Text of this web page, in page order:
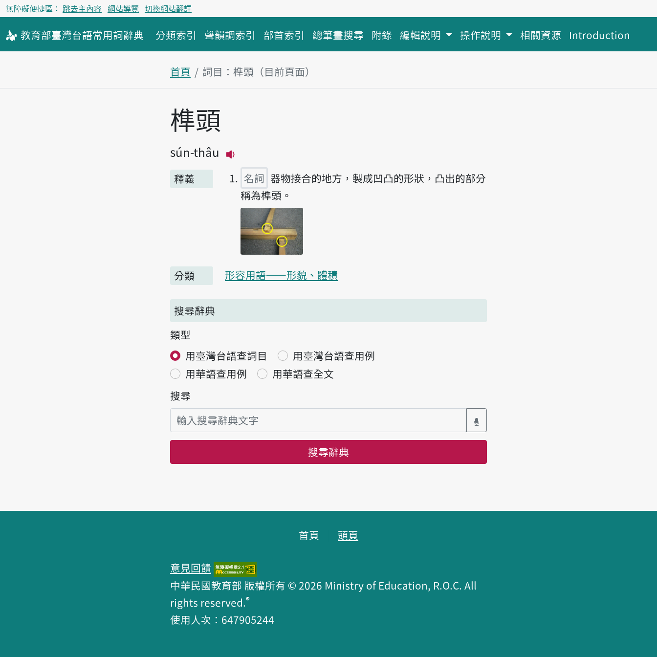
無障礙便捷區： 跳去主內容 網站導覽 切換網站翻譯
教育部臺灣台語常用詞辭典 分類索引 聲韻調索引 部首索引 總筆畫搜尋 附錄 編輯說明 操作說明 相關資源 Introduction
首頁 詞目：榫頭（目前頁面）
主內容區塊
榫頭
sún-thâu
釋義
名詞 器物接合的地方，製成凹凸的形狀，凸出的部分
稱為榫頭。
分類 形容用語——形貌、體積
搜尋辭典
類型
用臺灣台語查詞目
用臺灣台語查用例
用華語查用例
用華語查全文
搜尋
搜尋辭典
首頁 頭頁
意見回饋
中華民國教育部 版權所有 © 2026 Ministry of Education, R.O.C. All
rights reserved.®
使用人次：647905244